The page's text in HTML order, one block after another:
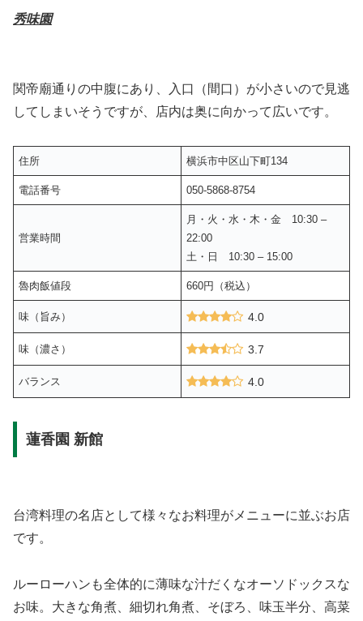
秀味園
関帝廟通りの中腹にあり、入口（間口）が小さいので見逃
してしまいそうですが、店内は奥に向かって広いです。
住所 横浜市中区山下町134
電話番号 050-5868-8754
営業時間
月・火・水・木・金 10:30 –
22:00
土・日 10:30 – 15:00
魯肉飯値段 660円（税込）
味（旨み） 4.0
味（濃さ） 3.7
バランス 4.0
蓮香園 新館
台湾料理の名店として様々なお料理がメニューに並ぶお店
です。
ルーローハンも全体的に薄味な汁だくなオーソドックスな
お味。大きな角煮、細切れ角煮、そぼろ、味玉半分、高菜